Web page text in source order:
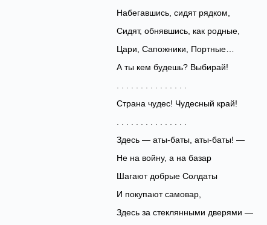
Набегавшись, сидят рядком,
Сидят, обнявшись, как родные,
Цари, Сапожники, Портные…
А ты кем будешь? Выбирай!
Страна чудес! Чудесный край!
Здесь — аты-баты, аты-баты! —
Не на войну, а на базар
Шагают добрые Солдаты
И покупают самовар,
Здесь за стеклянными дверями —